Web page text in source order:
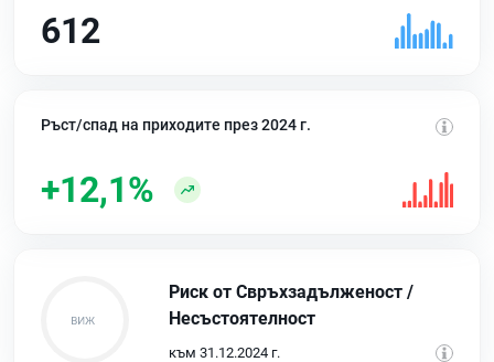
612
Ръст/спад на приходите през 2024 г.
+12,1%
Риск от Свръхзадълженост /
Несъстоятелност
към 31.12.2024 г.